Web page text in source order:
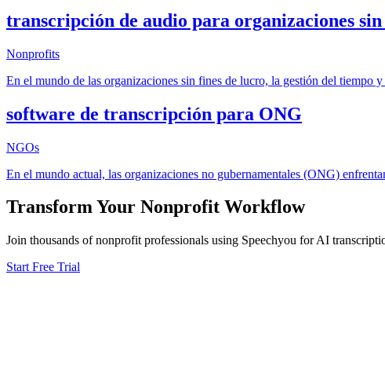
transcripción de audio para organizaciones
Nonprofits
En el mundo de las organizaciones sin fines de lucro, la gestión del tiempo
software de transcripción para ONG
NGOs
En el mundo actual, las organizaciones no gubernamentales (ONG)
Transform Your Nonprofit Workflow
Join thousands ofnonprofit professionals using Speechyou for AI
Start Free Trial